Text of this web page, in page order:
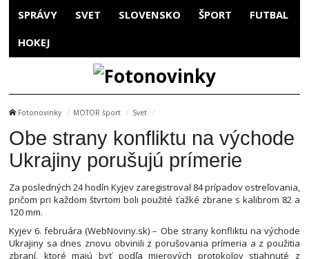
SPRÁVY SVET SLOVENSKO ŠPORT FUTBAL
HOKEJ
Fotonovinky MOTOR šport Svet
Obe strany konfliktu na východe
Ukrajiny porušujú prímerie
Za posledných 24 hodín Kyjev zaregistroval 84 prípadov ostreľovania,
pričom pri každom štvrtom boli použité ťažké zbrane s kalibrom 82 a
120 mm.
Kyjev 6. februára (WebNoviny.sk) – Obe strany konfliktu na východe
Ukrajiny sa dnes znovu obvinili z porušovania prímeria a z použitia
zbraní, ktoré majú byť podľa mierových protokolov stiahnuté z